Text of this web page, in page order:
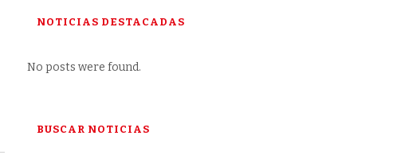
NOTICIAS DESTACADAS
No posts were found.
BUSCAR NOTICIAS